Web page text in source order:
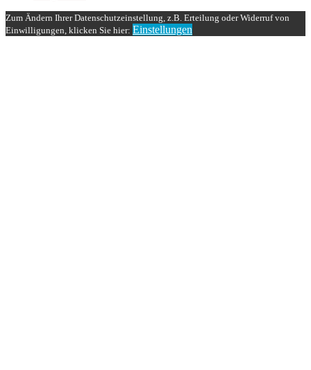
Zum Ändern Ihrer Datenschutzeinstellung, z.B. Erteilung oder Widerruf von
Einwilligungen, klicken Sie hier: Einstellungen